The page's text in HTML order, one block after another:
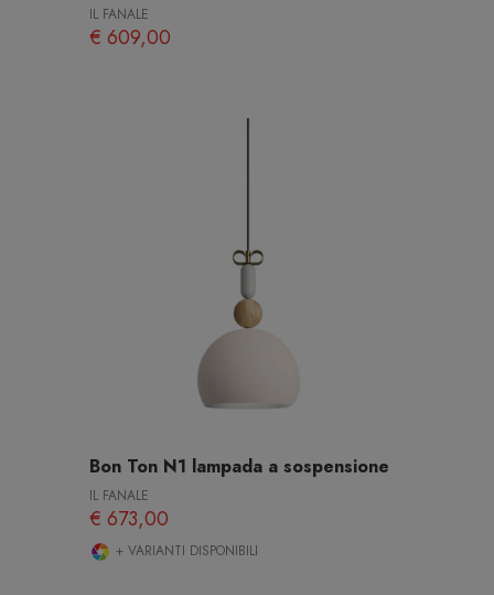
IL FANALE
€ 609,00
Bon Ton N1 lampada a sospensione
IL FANALE
€ 673,00
+ VARIANTI DISPONIBILI